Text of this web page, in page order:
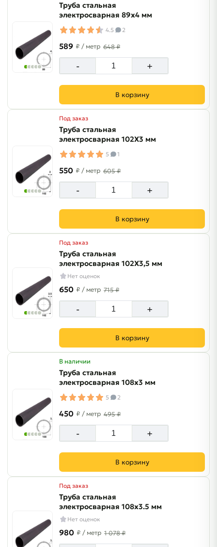
Труба стальная
электросварная 89х4 мм
4.5 2
589 ₽ / метр 648 ₽
- +
В корзину
Под заказ
Труба стальная
электросварная 102Х3 мм
5 1
550 ₽ / метр 605 ₽
- +
В корзину
Под заказ
Труба стальная
электросварная 102Х3,5 мм
Нет оценок
650 ₽ / метр 715 ₽
- +
В корзину
В наличии
Труба стальная
электросварная 108х3 мм
5 2
450 ₽ / метр 495 ₽
- +
В корзину
Под заказ
Труба стальная
электросварная 108х3.5 мм
Нет оценок
980 ₽ / метр 1 078 ₽